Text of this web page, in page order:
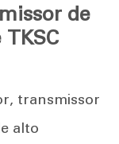
de
transmissor
alto